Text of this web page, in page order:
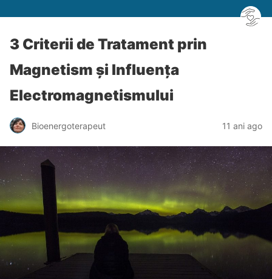
3 Criterii de Tratament prin
Magnetism și Influența
Electromagnetismului
Bioenergoterapeut 11 ani ago